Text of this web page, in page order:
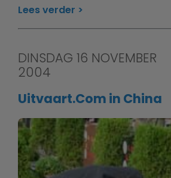
Lees verder
DINSDAG 16 NOVEMBER
2004
Uitvaart.Com in China